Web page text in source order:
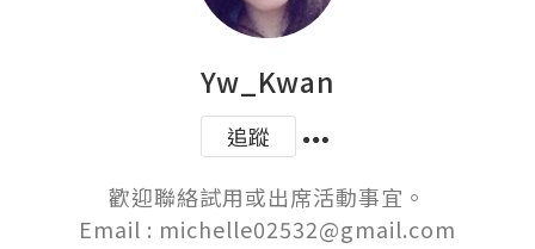
Yw_Kwan
追蹤
歡迎聯絡試用或出席活動事宜。
Email : michelle02532@gmail.com